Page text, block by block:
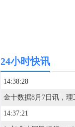
24小时快讯
14:38:28
14:37:21